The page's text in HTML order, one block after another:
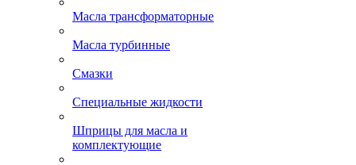
Масла трансформаторные
Масла турбинные
Смазки
Специальные жидкости
Шприцы для масла и
комплектующие